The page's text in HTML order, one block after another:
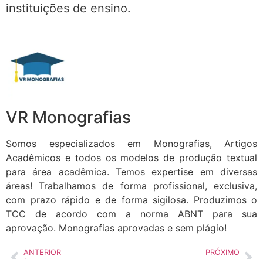
instituições de ensino.
VR Monografias
Somos especializados em Monografias, Artigos
Acadêmicos e todos os modelos de produção textual
para área acadêmica. Temos expertise em diversas
áreas! Trabalhamos de forma profissional, exclusiva,
com prazo rápido e de forma sigilosa. Produzimos o
TCC de acordo com a norma ABNT para sua
aprovação. Monografias aprovadas e sem plágio!
ANTERIOR PRÓXIMO